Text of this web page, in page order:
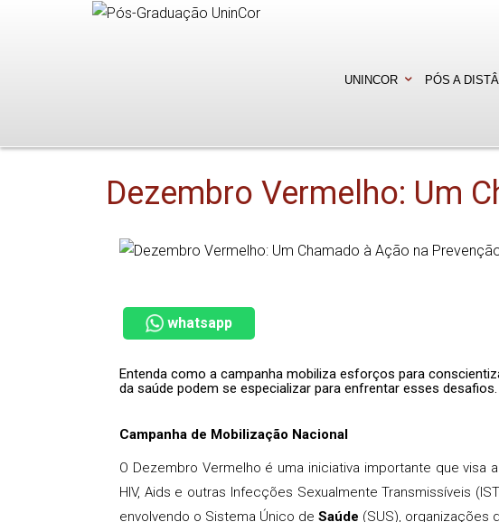
UNINCOR PÓS A
Dezembro Vermelho: Um
whatsapp
Entenda como a campanha mobiliza esforços para
da saúde podem se especializar para enfrentar esses desafios.
Campanha de Mobilização Nacional
O Dezembro Vermelho é uma iniciativa importante que
HIV, Aids e outras Infecções Sexualmente Transmissíveis
envolvendo o Sistema Único de Saúde (SUS), organizações